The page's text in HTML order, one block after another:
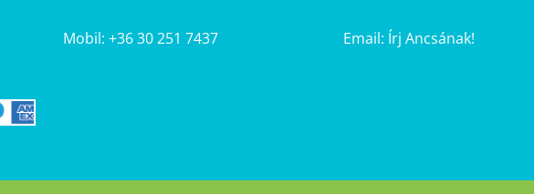
Mobil: +36 30 251 7437 Email: Írj Ancsának!